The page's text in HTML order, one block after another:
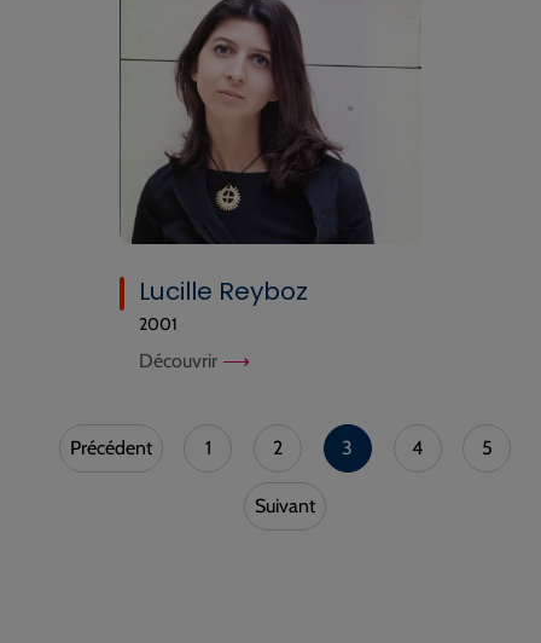
Lucille Reyboz
2001
Découvrir
Précédent 1 2 3 4 5
Suivant